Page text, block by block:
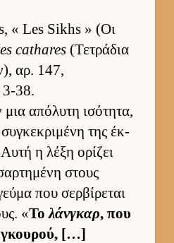
« Les Sikhs » (Οι
cathares (Τετράδια
αρ. 147,
38.
απόλυτη ισότητα,
της έκ­
η λέξη ορίζει
στους
που σερ­βίρεται
«Το λάνγκαρ, που
γκου­ρού, […]